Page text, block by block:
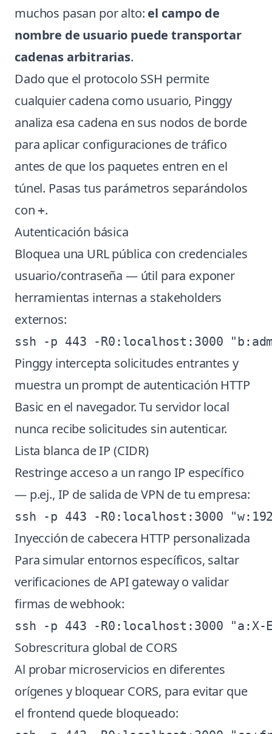
muchos pasan por alto: el campo de
nombre de usuario puede transportar
cadenas arbitrarias.
Dado que el protocolo SSH permite
cualquier cadena como usuario, Pinggy
analiza esa cadena en sus nodos de borde
para aplicar configuraciones de tráfico
antes de que los paquetes entren en el
túnel. Pasas tus parámetros separándolos
con+.
Autenticación básica
Bloquea una URL pública con credenciales
usuario/contraseña — útil para exponer
herramientas internas a stakeholders
externos:
Pinggy intercepta solicitudes entrantes y
muestra un prompt de autenticación HTTP
Basic en el navegador. Tu servidor local
nunca recibe solicitudes sin autenticar.
Lista blanca de IP (CIDR)
Restringe acceso a un rango IP específico
— p.ej., IP de salida de VPN de tu empresa:
Inyección de cabecera HTTP personalizada
Para simular entornos específicos, saltar
verificaciones de API gateway o validar
firmas de webhook:
Sobrescritura global de CORS
Al probar microservicios en diferentes
orígenes y bloquear CORS, para evitar que
el frontend quede bloqueado: